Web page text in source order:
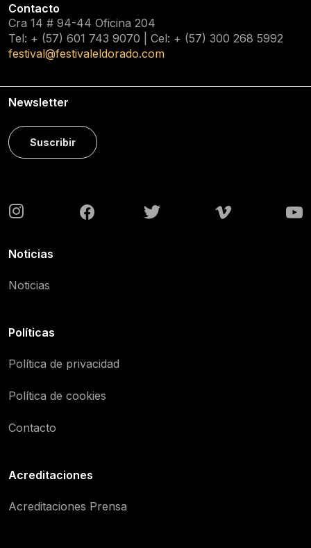
Contacto
Cra 14 # 94-44 Oficina 204
Tel: + (57) 601 743 9070 | Cel: + (57) 300 268 5992
festival@festivaleldorado.com
Newsletter
Suscribir
Noticias
Noticias
Políticas
Política de privacidad
Política de cookies
Contacto
Acreditaciones
Acreditaciones Prensa